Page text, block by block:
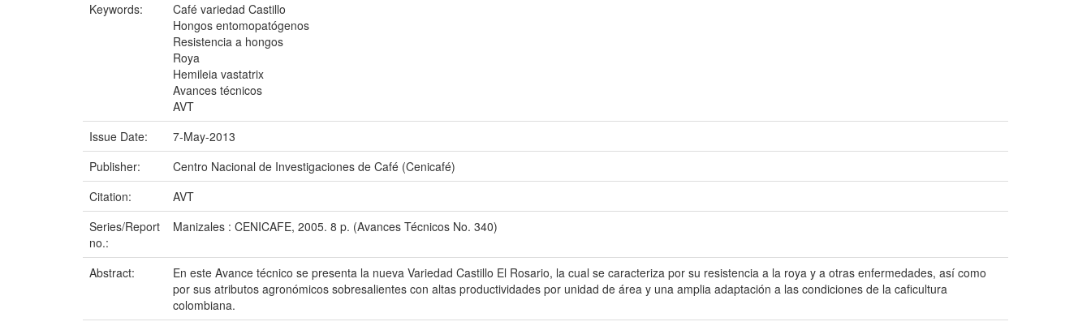
Keywords:
Café variedad Castillo
Hongos entomopatógenos
Resistencia a hongos
Roya
Hemileia vastatrix
Avances técnicos
AVT
Issue Date:
7-May-2013
Publisher:
Centro Nacional de Investigaciones de Café (Cenicafé)
Citation:
AVT
Series/Report
no.:
Manizales : CENICAFE, 2005. 8 p. (Avances Técnicos No. 340)
Abstract:
En este Avance técnico se presenta la nueva Variedad Castillo El Rosario, la cual se caracteriza por su resistencia a la roya y a otras enfermedades, así como
por sus atributos agronómicos sobresalientes con altas productividades por unidad de área y una amplia adaptación a las condiciones de la caficultura
colombiana.